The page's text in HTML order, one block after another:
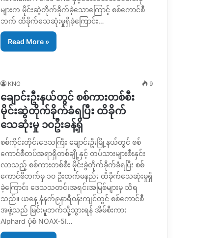
များက မိုင်းဆွဲတိုက်ခိုက်ခဲ့သောကြောင့် စစ်ကောင်စီ
ဘက် ထိခိုက်သေဆုံးမှုရှိခဲ့ကြောင်း…
Read More »
KNG 9
ချောင်းဦးနယ်တွင် စစ်ကားတစ်စီး
မိုင်းဆွဲတိုက်ခိုက်ခံရပြီး ထိခိုက်
သေဆုံးမှု ၁၀ဦးခန့်ရှိ
စစ်ကိုင်းတိုင်းဒေသကြီး ချောင်းဦးမြို့နယ်တွင် စစ်
ကောင်စီတပ်အရာရှိတစ်ချို့နှင့် တပ်သားများစီးနှင်း
လာသည့် စစ်ကားတစ်စီး မိုင်းခွဲတိုက်ခိုက်ခံရပြီး စစ်
ကောင်စီဘက်မှ ၁၀ ဦးထက်မနည်း ထိခိုက်သေဆုံးမှုရှိ
ခဲ့ကြောင်း ဒေသသတင်းအရင်းအမြစ်များမှ သိရ
သည်။ ယနေ့ နံနက်၉နာရီဝန်းကျင်တွင် စစ်ကောင်စီ
အဖွဲ့သည် မြင်းမူဘက်သို့သွားရန် အိမ်စီးကား
Alphard ပုံစံ NOAX-5I…